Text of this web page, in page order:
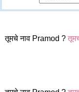
तूमचे नाव Pramod ?